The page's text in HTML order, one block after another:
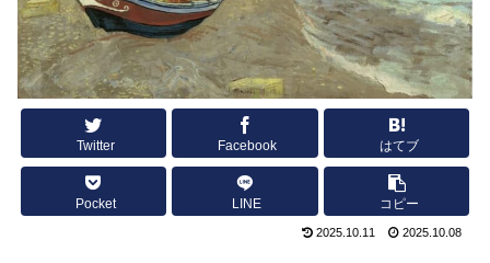
Twitter Facebook はてブ
Pocket LINE コピー
2025.10.11 2025.10.08